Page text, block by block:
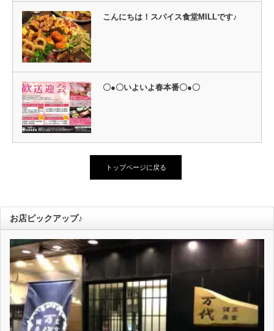
こんにちは！スパイス食堂MILLです♪
〇●〇いよいよ春本番〇●〇
トップページに戻る
お店ピックアップ♪